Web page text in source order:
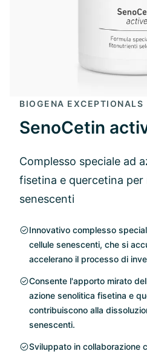
BIOGENA EXCEPTIONALS
SenoCetin
Complesso speciale ad
fisetina e quercetina per
senescenti
Innovativo complesso
cellule senescenti, che si
accelerano il processo di
Consente l'apporto mirato
azione senolitica fisetina e
contribuiscono alla
senescenti.
Sviluppato in collaborazione